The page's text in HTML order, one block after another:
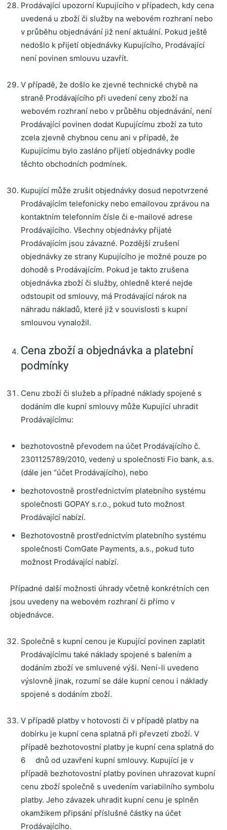
Prodávající upozorní Kupujícího v případech, kdy cena
uvedená u zboží či služby na webovém rozhraní nebo
v průběhu objednávání již není aktuální. Pokud ještě
nedošlo k přijetí objednávky Kupujícího, Prodávající
není povinen smlouvu uzavřít.
V případě, že došlo ke zjevné technické chybě na
straně Prodávajícího při uvedení ceny zboží na
webovém rozhraní nebo v průběhu objednávání, není
Prodávající povinen dodat Kupujícímu zboží za tuto
zcela zjevně chybnou cenu ani v případě, že
Kupujícímu bylo zasláno přijetí objednávky podle
těchto obchodních podmínek.
Kupující může zrušit objednávky dosud nepotvrzené
Prodávajícím telefonicky nebo emailovou zprávou na
kontaktním telefonním čísle či e-mailové adrese
Prodávajícího. Všechny objednávky přijaté
Prodávajícím jsou závazné. Pozdější zrušení
objednávky ze strany Kupujícího je možné pouze po
dohodě s Prodávajícím. Pokud je takto zrušena
objednávka zboží či služby, ohledně které nejde
odstoupit od smlouvy, má Prodávající nárok na
náhradu nákladů, které již v souvislosti s kupní
smlouvou vynaložil.
Cena zboží a objednávka a platební
podmínky
Cenu zboží či služeb a případné náklady spojené s
dodáním dle kupní smlouvy může Kupující uhradit
Prodávajícímu:
bezhotovostně převodem na účet Prodávajícího č.
2301125789/2010, vedený u společnosti Fio bank, a.s.
(dále jen “účet Prodávajícího), nebo
bezhotovostně prostřednictvím platebního systému
společnosti GOPAY s.r.o., pokud tuto možnost
Prodávající nabízí.
Bezhotovostně prostřednictvím platebního systému
společnosti ComGate Payments, a.s., pokud tuto
možnost Prodávající nabízí.
Případné další možnosti úhrady včetně konkrétních cen
jsou uvedeny na webovém rozhraní či přímo v
objednávce.
Společně s kupní cenou je Kupující povinen zaplatit
Prodávajícímu také náklady spojené s balením a
dodáním zboží ve smluvené výši. Není-li uvedeno
výslovně jinak, rozumí se dále kupní cenou i náklady
spojené s dodáním zboží.
V případě platby v hotovosti či v případě platby na
dobírku je kupní cena splatná při převzetí zboží. V
případě bezhotovostní platby je kupní cena splatná do
6 dnů od uzavření kupní smlouvy. Kupující je v
případě bezhotovostní platby povinen uhrazovat kupní
cenu zboží společně s uvedením variabilního symbolu
platby. Jeho závazek uhradit kupní cenu je splněn
okamžikem připsání příslušné částky na účet
Prodávajícího.